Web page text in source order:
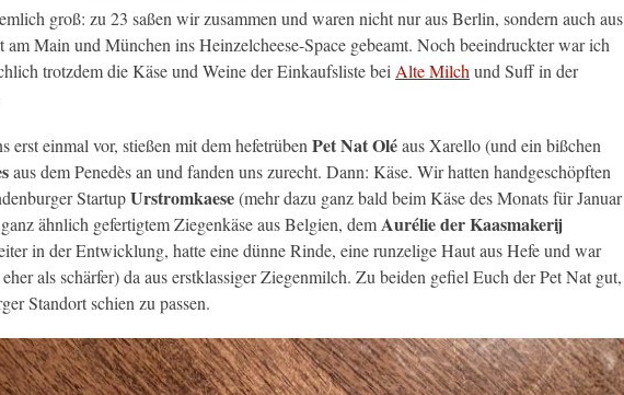
groß: zu 23 saßen wir zusammen und waren nicht nur aus Berlin, sondern auch aus
Main und München ins Heinzelcheese-Space gebeamt. Noch beeindruckter war ich
trotzdem die Käse und Weine der Einkaufsliste bei Alte Milch und Suff in der
erst einmal vor, stießen mit dem hefetrüben Pet Nat Oléaus Xarello (und ein bißchen
aus dem Penedès an und fanden uns zurecht. Dann: Käse. Wir hatten handgeschöpften
StartupUrstromkaese(mehr dazu ganz bald beim Käse des Monats für Januar
ähnlich gefertigtem Ziegenkäse aus Belgien, demAurélie der Kaasmakerij
in der Entwicklung, hatte eine dünne Rinde, eine runzelige Haut aus Hefe und war
als schärfer) da aus erstklassiger Ziegenmilch. Zu beiden gefiel Euch der Pet Nat gut,
Standort schien zu passen.